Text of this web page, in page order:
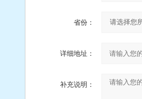
省份：
详细地址：
补充说明：